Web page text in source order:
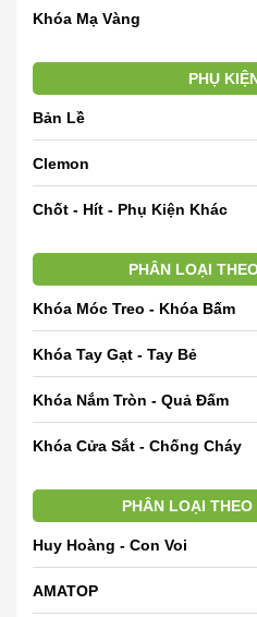
Khóa Mạ Vàng
PHỤ
Bản Lề
Clemon
Chốt - Hít - Phụ Kiện Khác
PHÂN LOẠI
Khóa Móc Treo - Khóa Bấm
Khóa Tay Gạt - Tay Bẻ
Khóa Nắm Tròn - Quả Đấm
Khóa Cửa Sắt - Chống Cháy
PHÂN LOẠI
Huy Hoàng - Con Voi
AMATOP